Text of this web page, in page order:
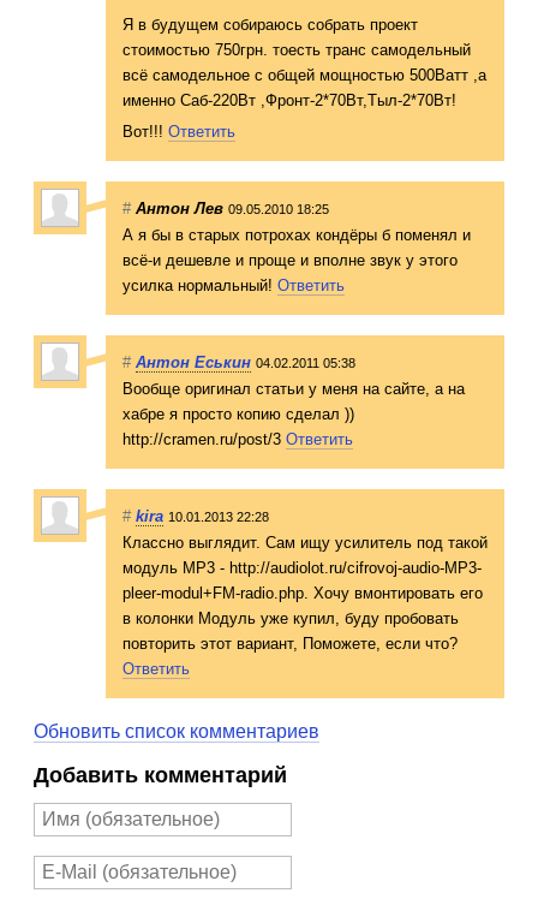
Я в будущем собираюсь собрать проект
стоимостью 750грн. тоесть транс самодельный
всё самодельное с общей мощностью 500Ватт ,а
именно Саб-220Вт ,Фронт-2*70Вт,Тыл-2*70Вт!
Вот!!! Ответить
# Антон Лев 09.05.2010 18:25
А я бы в старых потрохах кондёры б поменял и
всё-и дешевле и проще и вполне звук у этого
усилка нормальный! Ответить
# Антон Еськин 04.02.2011 05:38
Вообще оригинал статьи у меня на сайте, а на
хабре я просто копию сделал ))
http://cramen.ru/post/3 Ответить
# kira 10.01.2013 22:28
Классно выглядит. Сам ищу усилитель под такой
модуль MP3 - http://audiolot.ru/cifrovoj-audio-MP3-
pleer-modul+FM-radio.php. Хочу вмонтировать его
в колонки Модуль уже купил, буду пробовать
повторить этот вариант, Поможете, если что?
Ответить
Обновить список комментариев
Добавить комментарий